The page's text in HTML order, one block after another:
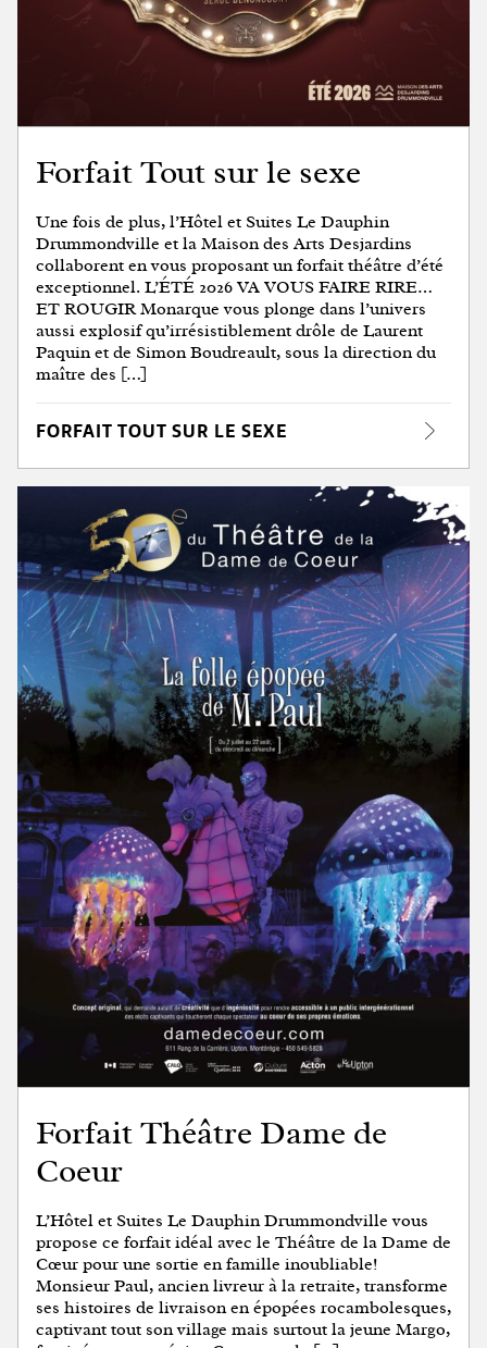
Forfait Tout sur le sexe
Une fois de plus, l’Hôtel et Suites Le Dauphin
Drummondville et la Maison des Arts Desjardins
collaborent en vous proposant un forfait théâtre d’été
exceptionnel. L’ÉTÉ 2026 VA VOUS FAIRE RIRE…
ET ROUGIR Monarque vous plonge dans l’univers
aussi explosif qu’irrésistiblement drôle de Laurent
Paquin et de Simon Boudreault, sous la direction du
maître des […]
FORFAIT TOUT SUR LE SEXE
Forfait Théâtre Dame de
Coeur
L’Hôtel et Suites Le Dauphin Drummondville vous
propose ce forfait idéal avec le Théâtre de la Dame de
Cœur pour une sortie en famille inoubliable!
Monsieur Paul, ancien livreur à la retraite, transforme
ses histoires de livraison en épopées rocambolesques,
captivant tout son village mais surtout la jeune Margo,